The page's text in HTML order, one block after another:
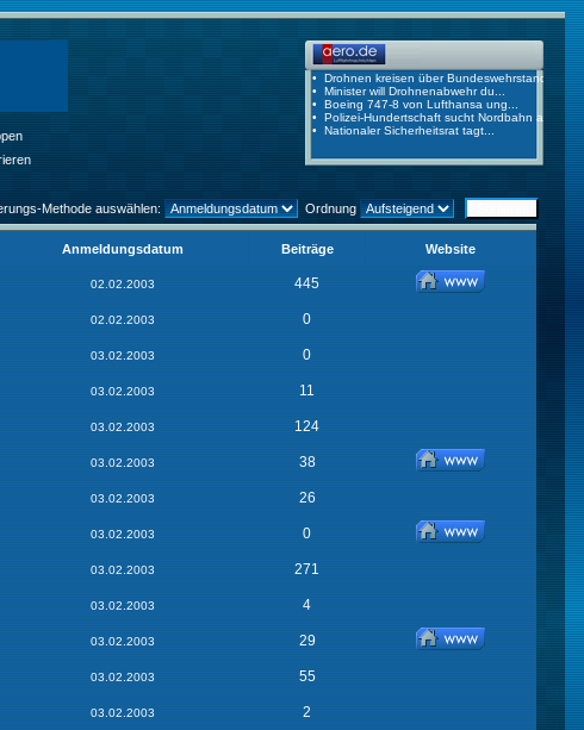
Methode auswählen: Ordnung
Anmeldungsdatum Beiträge Website
02.02.2003 445
02.02.2003 0
03.02.2003 0
03.02.2003 11
03.02.2003 124
03.02.2003 38
03.02.2003 26
03.02.2003 0
03.02.2003 271
03.02.2003 4
03.02.2003 29
03.02.2003 55
03.02.2003 2